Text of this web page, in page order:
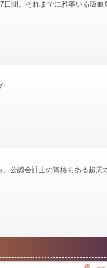
間。それまでに雅率いる吸血
!
公認会計士の資格もある超天